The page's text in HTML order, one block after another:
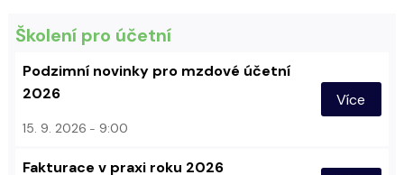
Školení pro účetní
Podzimní novinky pro mzdové účetní
2026
15. 9. 2026 9:00
Více
Fakturace v praxi roku 2026